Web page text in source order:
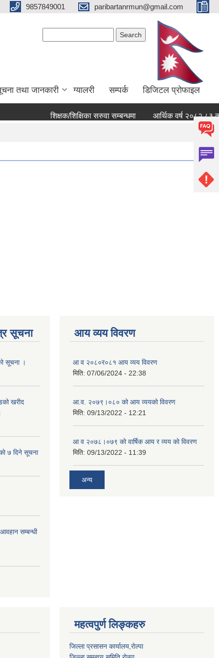
9857849001 paribartanrmun@gmail.com
तथा जानकारी ग्यालरी सम्पर्क डिजिटल प्रोफाइल
शिक्षक/शिक्षिका सरुवा सम्बन्धमा आर्थिक वर्ष २०८२ ८३ को खर्च
सूचना
सूचना ।
खरीद
७ दिने सूचना
सम्बन्धी
आय व्यय विवरण
आ व २०८०र०८१ आय व्यय विवरण
मिति: 07/06/2024 - 22:38
आ.व. २०७९।०८० को आय व्ययको विवरण
मिति: 09/13/2022 - 12:21
आ‍ व २०७८।०७९ को वार्षिक आय र व्यय को विवरण
मिति: 09/13/2022 - 11:39
अन्य
महत्वपुर्ण लिङ्कहरु
जिल्ला प्रसासन कार्यालय,राेल्पा